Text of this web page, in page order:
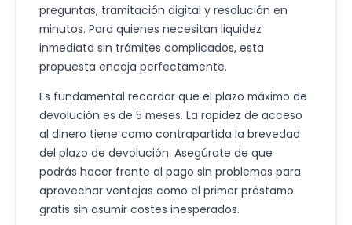
preguntas, tramitación digital y resolución en
minutos. Para quienes necesitan liquidez
inmediata sin trámites complicados, esta
propuesta encaja perfectamente.
Es fundamental recordar que el plazo máximo de
devolución es de 5 meses. La rapidez de acceso
al dinero tiene como contrapartida la brevedad
del plazo de devolución. Asegúrate de que
podrás hacer frente al pago sin problemas para
aprovechar ventajas como el primer préstamo
gratis sin asumir costes inesperados.